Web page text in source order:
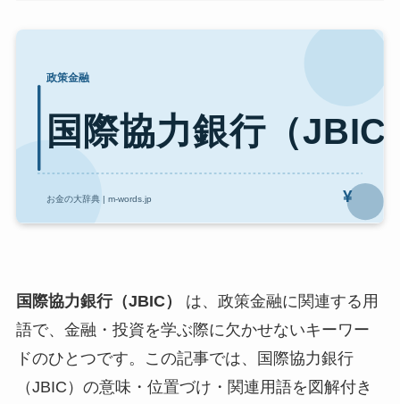
国際協力銀行（JBIC）
は、政策金融に関連する用
語で、金融・投資を学ぶ際に欠かせないキーワー
ドのひとつです。この記事では、国際協力銀行
（JBIC）の意味・位置づけ・関連用語を図解付き